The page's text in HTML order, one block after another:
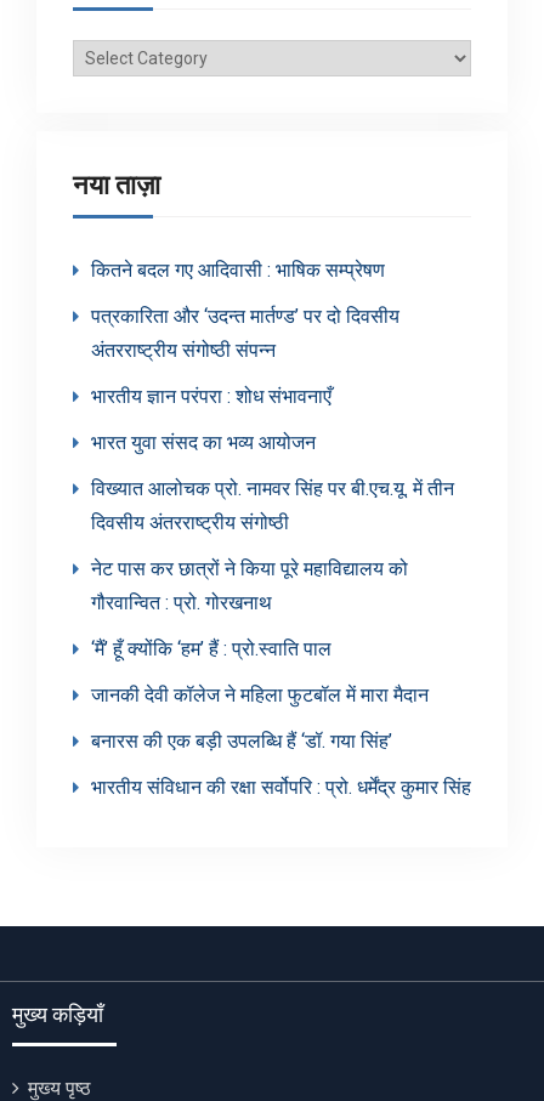
ब्लॉग
नया ताज़ा
कितने बदल गए आदिवासी : भाषिक सम्प्रेषण
पत्रकारिता और ‘उदन्त मार्तण्ड’ पर दो दिवसीय
अंतरराष्ट्रीय संगोष्ठी संपन्न
भारतीय ज्ञान परंपरा : शोध संभावनाएँ
भारत युवा संसद का भव्य आयोजन
विख्यात आलोचक प्रो. नामवर सिंह पर बी.एच.यू. में तीन
दिवसीय अंतरराष्ट्रीय संगोष्ठी
नेट पास कर छात्रों ने किया पूरे महाविद्यालय को
गौरवान्वित : प्रो. गोरखनाथ
‘मैं’ हूँ क्योंकि ‘हम’ हैं : प्रो.स्वाति पाल
जानकी देवी कॉलेज ने महिला फुटबॉल में मारा मैदान
बनारस की एक बड़ी उपलब्धि हैं ‘डॉ. गया सिंह’
भारतीय संविधान की रक्षा सर्वोपरि : प्रो. धर्मेंद्र कुमार सिंह
मुख्य कड़ियाँ
मुख्य पृष्ठ